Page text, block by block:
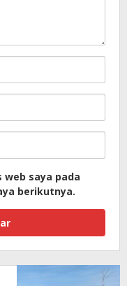
web saya pada
berikutnya.